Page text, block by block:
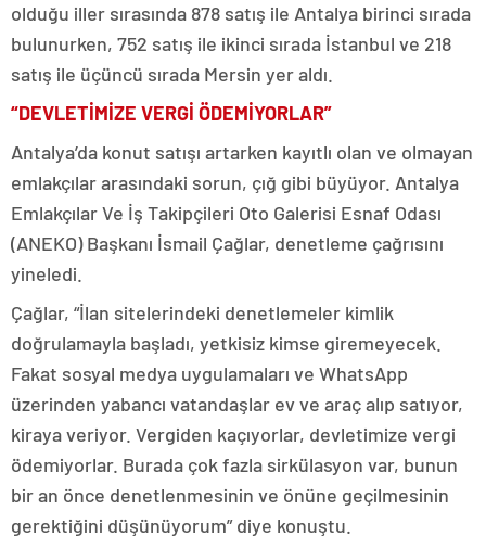
olduğu iller sırasında 878 satış ile Antalya birinci sırada
bulunurken, 752 satış ile ikinci sırada İstanbul ve 218
satış ile üçüncü sırada Mersin yer aldı.
“DEVLETİMİZE VERGİ ÖDEMİYORLAR”
Antalya’da konut satışı artarken kayıtlı olan ve olmayan
emlakçılar arasındaki sorun, çığ gibi büyüyor. Antalya
Emlakçılar Ve İş Takipçileri Oto Galerisi Esnaf Odası
(ANEKO) Başkanı İsmail Çağlar, denetleme çağrısını
yineledi.
Çağlar, “İlan sitelerindeki denetlemeler kimlik
doğrulamayla başladı, yetkisiz kimse giremeyecek.
Fakat sosyal medya uygulamaları ve WhatsApp
üzerinden yabancı vatandaşlar ev ve araç alıp satıyor,
kiraya veriyor. Vergiden kaçıyorlar, devletimize vergi
ödemiyorlar. Burada çok fazla sirkülasyon var, bunun
bir an önce denetlenmesinin ve önüne geçilmesinin
gerektiğini düşünüyorum” diye konuştu.